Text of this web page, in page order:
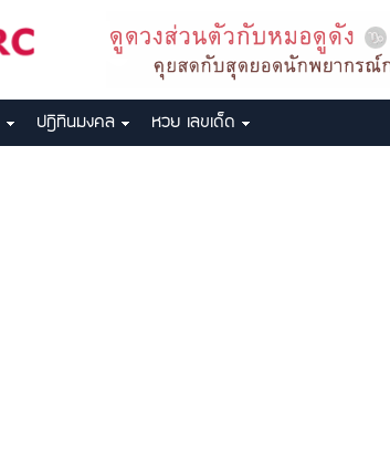
ปฎิทินมงคล หวย เลขเด็ด